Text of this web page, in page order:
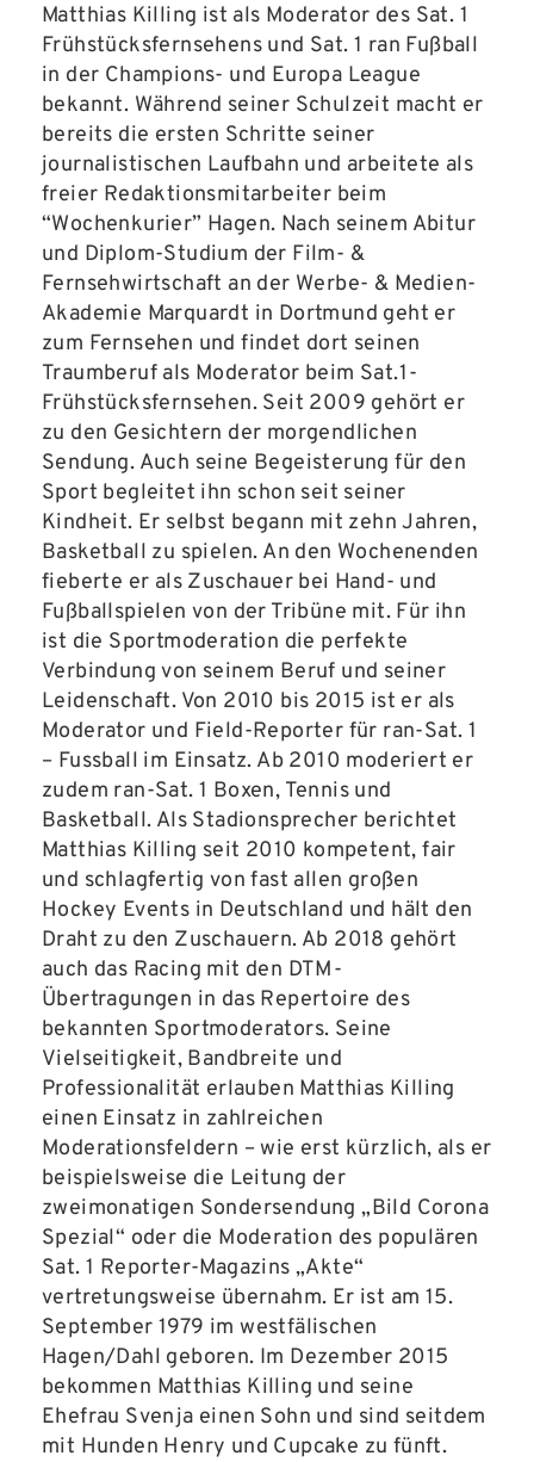
Matthias Killing ist als Moderator des Sat. 1
Frühstücksfernsehens und Sat. 1 ran Fußball
in der Champions- und Europa League
bekannt. Während seiner Schulzeit macht er
bereits die ersten Schritte seiner
journalistischen Laufbahn und arbeitete als
freier Redaktionsmitarbeiter beim
“Wochenkurier” Hagen. Nach seinem Abitur
und Diplom-Studium der Film- &
Fernsehwirtschaft an der Werbe- & Medien-
Akademie Marquardt in Dortmund geht er
zum Fernsehen und findet dort seinen
Traumberuf als Moderator beim Sat.1-
Frühstücksfernsehen. Seit 2009 gehört er
zu den Gesichtern der morgendlichen
Sendung. Auch seine Begeisterung für den
Sport begleitet ihn schon seit seiner
Kindheit. Er selbst begann mit zehn Jahren,
Basketball zu spielen. An den Wochenenden
fieberte er als Zuschauer bei Hand- und
Fußballspielen von der Tribüne mit. Für ihn
ist die Sportmoderation die perfekte
Verbindung von seinem Beruf und seiner
Leidenschaft. Von 2010 bis 2015 ist er als
Moderator und Field-Reporter für ran-Sat. 1
– Fussball im Einsatz. Ab 2010 moderiert er
zudem ran-Sat. 1 Boxen, Tennis und
Basketball. Als Stadionsprecher berichtet
Matthias Killing seit 2010 kompetent, fair
und schlagfertig von fast allen großen
Hockey Events in Deutschland und hält den
Draht zu den Zuschauern. Ab 2018 gehört
auch das Racing mit den DTM-
Übertragungen in das Repertoire des
bekannten Sportmoderators. Seine
Vielseitigkeit, Bandbreite und
Professionalität erlauben Matthias Killing
einen Einsatz in zahlreichen
Moderationsfeldern – wie erst kürzlich, als er
beispielsweise die Leitung der
zweimonatigen Sondersendung „Bild Corona
Spezial“ oder die Moderation des populären
Sat. 1 Reporter-Magazins „Akte“
vertretungsweise übernahm. Er ist am 15.
September 1979 im westfälischen
Hagen/Dahl geboren. Im Dezember 2015
bekommen Matthias Killing und seine
Ehefrau Svenja einen Sohn und sind seitdem
mit Hunden Henry und Cupcake zu fünft.